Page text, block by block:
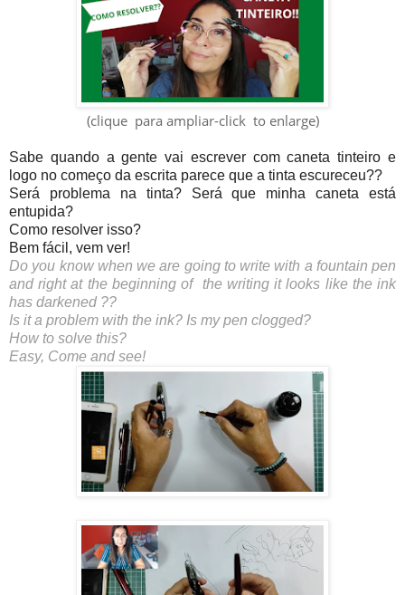
(clique para ampliar-click to enlarge)
Sabe quando a gente vai escrever com caneta tinteiro e
logo no começo da escrita parece que a tinta escureceu??
Será problema na tinta? Será que minha caneta está
entupida?
Como resolver isso?
Bem fácil, vem ver!
Do you know when we are going to write with a fountain pen
and right at the beginning of the writing it looks like the ink
has darkened ??
Is it a problem with the ink? Is my pen clogged?
How to solve this?
Easy, Come and see!